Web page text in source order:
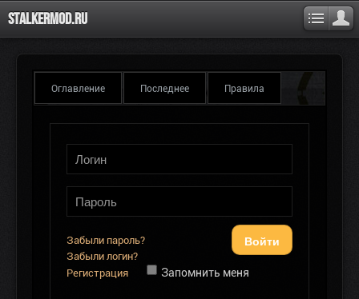
Stalkermod.ru
Оглавление Последнее Правила
Войти
Забыли пароль?
Забыли логин?
Регистрация
Запомнить меня